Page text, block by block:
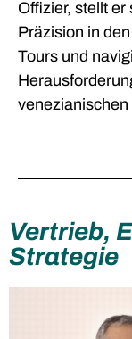
Offizier, stellt
Präzision in
Tours und
venezianischen
Vertrieb,
Strategie